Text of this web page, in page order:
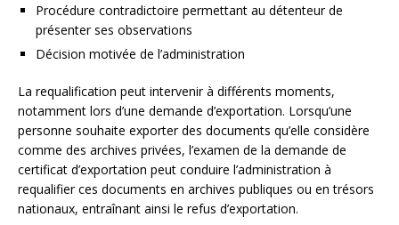
Procédure contradictoire permettant au détenteur de
présenter ses observations
Décision motivée de l’administration
La requalification peut intervenir à différents moments,
notamment lors d’une demande d’exportation. Lorsqu’une
personne souhaite exporter des documents qu’elle considère
comme des archives privées, l’examen de la demande de
certificat d’exportation peut conduire l’administration à
requalifier ces documents en archives publiques ou en trésors
nationaux, entraînant ainsi le refus d’exportation.